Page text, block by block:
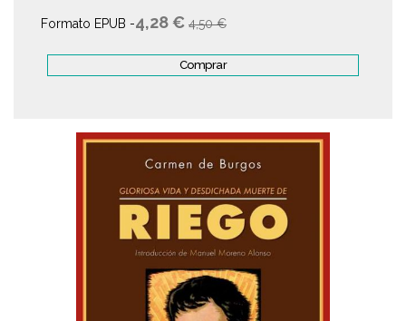
Formato EPUB -4,28 € 4,50 €
Comprar